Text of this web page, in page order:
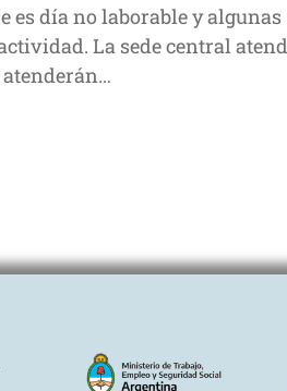
es día no laborable y algunas
La sede central
atenderán…